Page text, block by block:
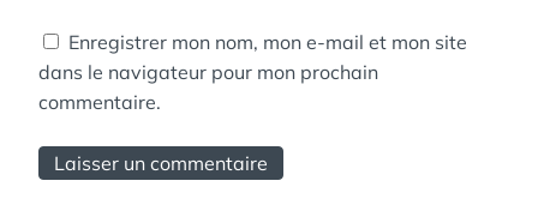
Enregistrer mon nom, mon e-mail et mon site
dans le navigateur pour mon prochain
commentaire.